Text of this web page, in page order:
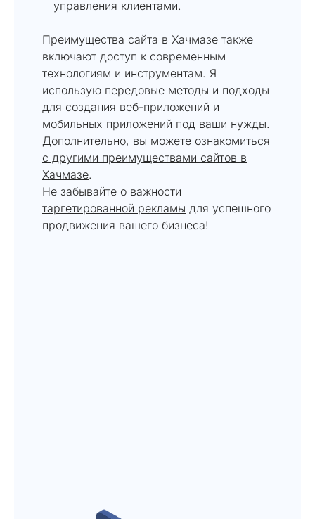
управления клиентами.
Преимущества сайта в Хачмазе также
включают доступ к современным
технологиям и инструментам. Я
использую передовые методы и подходы
для создания веб-приложений и
мобильных приложений под ваши нужды.
Дополнительно, вы можете ознакомиться
с другими преимуществами сайтов в
Хачмазе.
Не забывайте о важности
таргетированной рекламы для успешного
продвижения вашего бизнеса!